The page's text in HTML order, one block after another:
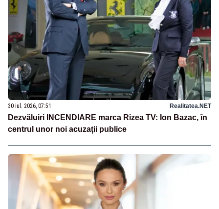
30 iul. 2026, 07:51 Realitatea.NET
Dezvăluiri INCENDIARE marca Rizea TV: Ion Bazac, în
centrul unor noi acuzații publice